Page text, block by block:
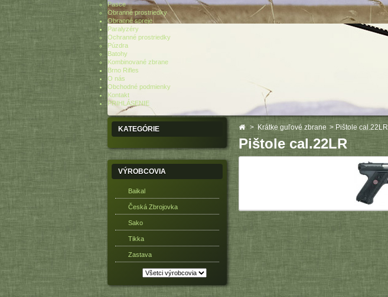
Pasce
Obranné prostriedky
Obranné spreje
Paralyzéry
Ochranné prostriedky
Púzdra
Batohy
Kombinované zbrane
Brno Rifles
O nás
Obchodné podmienky
Kontakt
PRIHLÁSENIE
KATEGÓRIE
VÝROBCOVIA
Baikal
Česká Zbrojovka
Sako
Tikka
Zastava
> Krátke guľové zbrane > Pištole cal.22LR
Pištole cal.22LR